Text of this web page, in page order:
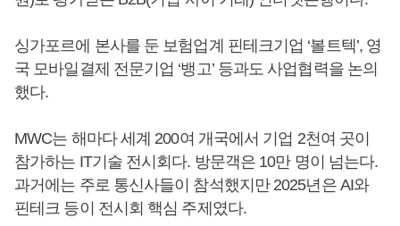
싱가포르에 본사를 둔 보험업계 핀테크기업 ‘볼트텍’, 영
국 모바일결제 전문기업 ‘뱅고’ 등과도 사업협력을 논의
했다.
MWC는 해마다 세계 200여 개국에서 기업 2천여 곳이
참가하는 IT기술 전시회다. 방문객은 10만 명이 넘는다.
과거에는 주로 통신사들이 참석했지만 2025년은 AI와
핀테크 등이 전시회 핵심 주제였다.